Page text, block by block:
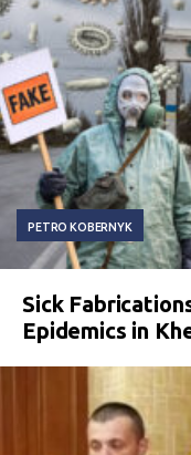
PETRO KOBERNYK
Sick
Epidemics in